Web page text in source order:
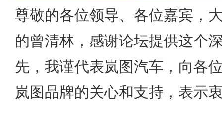
尊敬的各位领导、各位嘉宾，
的曾清林，感谢论坛提供这个
先，我谨代表岚图汽车，向各
岚图品牌的关心和支持，表示